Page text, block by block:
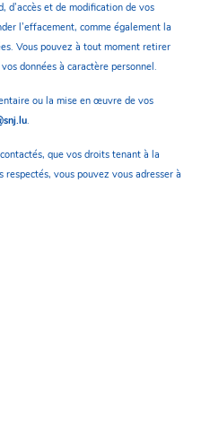
d’accès et de modification de vos
l’effacement, comme également la
Vous pouvez à tout moment retirer
données à caractère personnel.
ou la mise en œuvre de vos
.
que vos droits tenant à la
vous pouvez vous adresser à